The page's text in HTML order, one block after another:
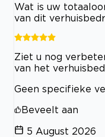
Wat is uw
van dit
Ziet u nog
van het
Geen specifieke
Beveelt aan
5 August 2026